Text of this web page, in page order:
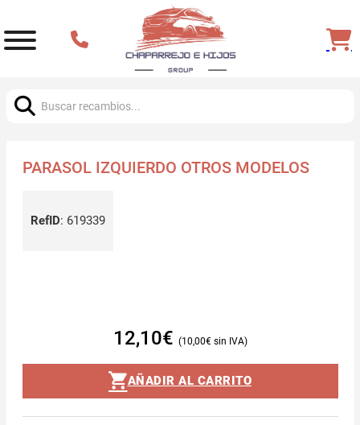
PARASOL IZQUIERDO OTROS MODELOS
RefID: 619339
12,10€ 10,00€
AÑADIR AL CARRITO